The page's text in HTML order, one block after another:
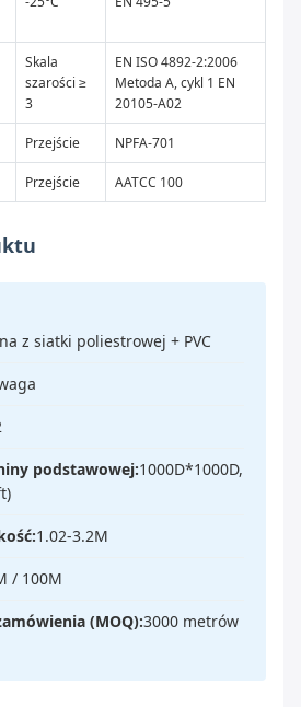
Skala
szarości ≥
3
EN ISO 4892-2:2006
Metoda A, cykl 1 EN
20105-A02
Przejście NPFA-701
Przejście AATCC 100
z siatki poliestrowej + PVC
podstawowej:1000D*1000D,
1.02-3.2M
/ 100M
(MOQ):3000 metrów